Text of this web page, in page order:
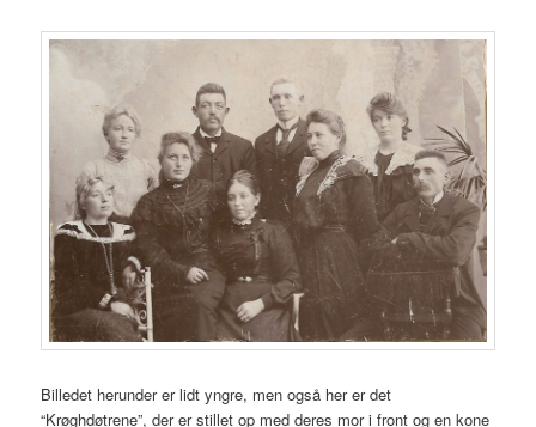
Billedet herunder er lidt yngre, men også her er det
“Krøghdøtrene”, der er stillet op med deres mor i front og en kone